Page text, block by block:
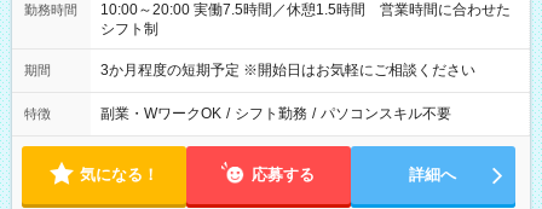
勤務時間
10:00～20:00 実働7.5時間／休憩1.5時間 営業時間に合わせた
シフト制
期間 3か月程度の短期予定 ※開始日はお気軽にご相談ください
特徴 副業・WワークOK / シフト勤務 / パソコンスキル不要
気になる！ 応募する 詳細へ